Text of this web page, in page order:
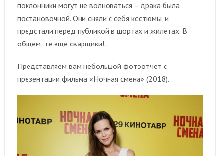
поклонники могут не волноваться – драка была
постановочной. Они сняли с себя костюмы, и
предстали перед публикой в шортах и жилетах. В
общем, те еще сварщики!..
Представляем вам небольшой фотоотчет с
презентации фильма «Ночная смена» (2018).